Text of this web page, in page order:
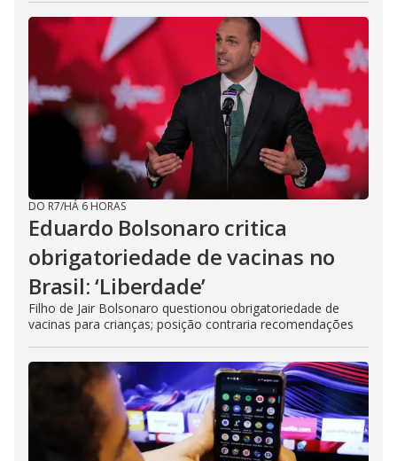
DO R7/HÁ 6 HORAS
Eduardo Bolsonaro critica
obrigatoriedade de vacinas no
Brasil: ‘Liberdade’
Filho de Jair Bolsonaro questionou obrigatoriedade de
vacinas para crianças; posição contraria recomendações